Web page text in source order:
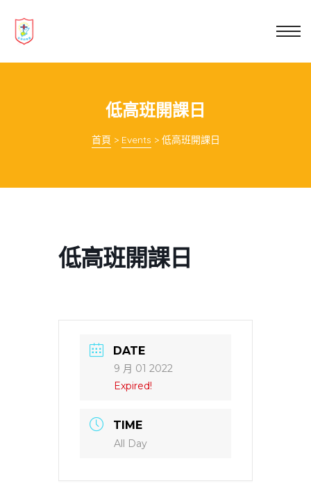
低高班開課日
首頁 > Events > 低高班開課日
低高班開課日
DATE
9 月 01 2022
Expired!
TIME
All Day
教育